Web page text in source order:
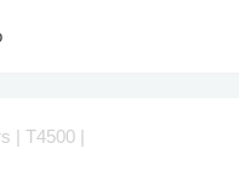
| T4500 |